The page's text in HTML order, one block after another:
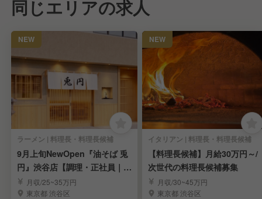
同じエリアの求人
NEW
ラーメン | 料理長・料理長候補
9月上旬NewOpen『油そば 兎
円』渋谷店【調理・正社員｜店
長候補】
月収/25~35万円
東京都 渋谷区
NEW
イタリアン | 料理長・料理長候補
【料理長候補】月給30万円～/
次世代の料理長候補募集
月収/30~45万円
東京都 渋谷区